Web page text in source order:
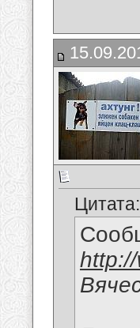
Цитата: